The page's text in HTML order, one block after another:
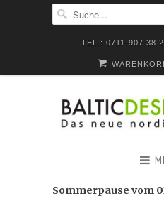
TEL.: 0711-907 38
Sommerpause vom